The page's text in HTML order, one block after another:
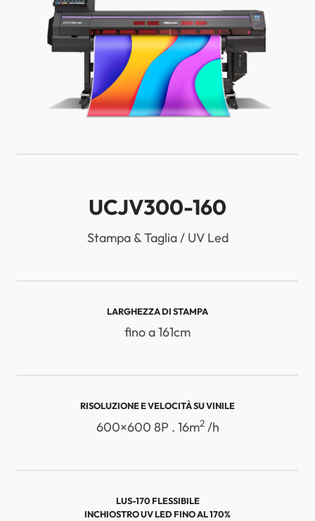
UCJV300-160
Stampa & Taglia / UV Led
LARGHEZZA DI STAMPA
fino a 161cm
RISOLUZIONE E VELOCITÀ SU VINILE
600×600 8P . 16m2/h
LUS-170 FLESSIBILE
INCHIOSTRO UV LED FINO AL 170%